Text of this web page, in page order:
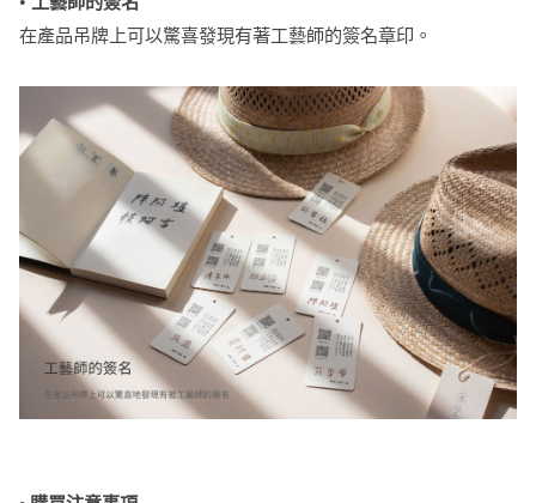
在產品吊牌上可以驚喜發現有著工藝師的簽名章印。